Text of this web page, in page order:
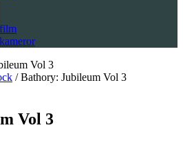
Vol 3
/ Bathory: Jubileum Vol 3
Vol 3